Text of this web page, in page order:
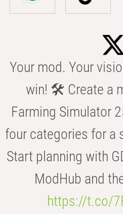
Your mod. Your
win! 🛠️ Create a
Farming Simulator
four categories for a
Start planning with
ModHub and
https://t.co/